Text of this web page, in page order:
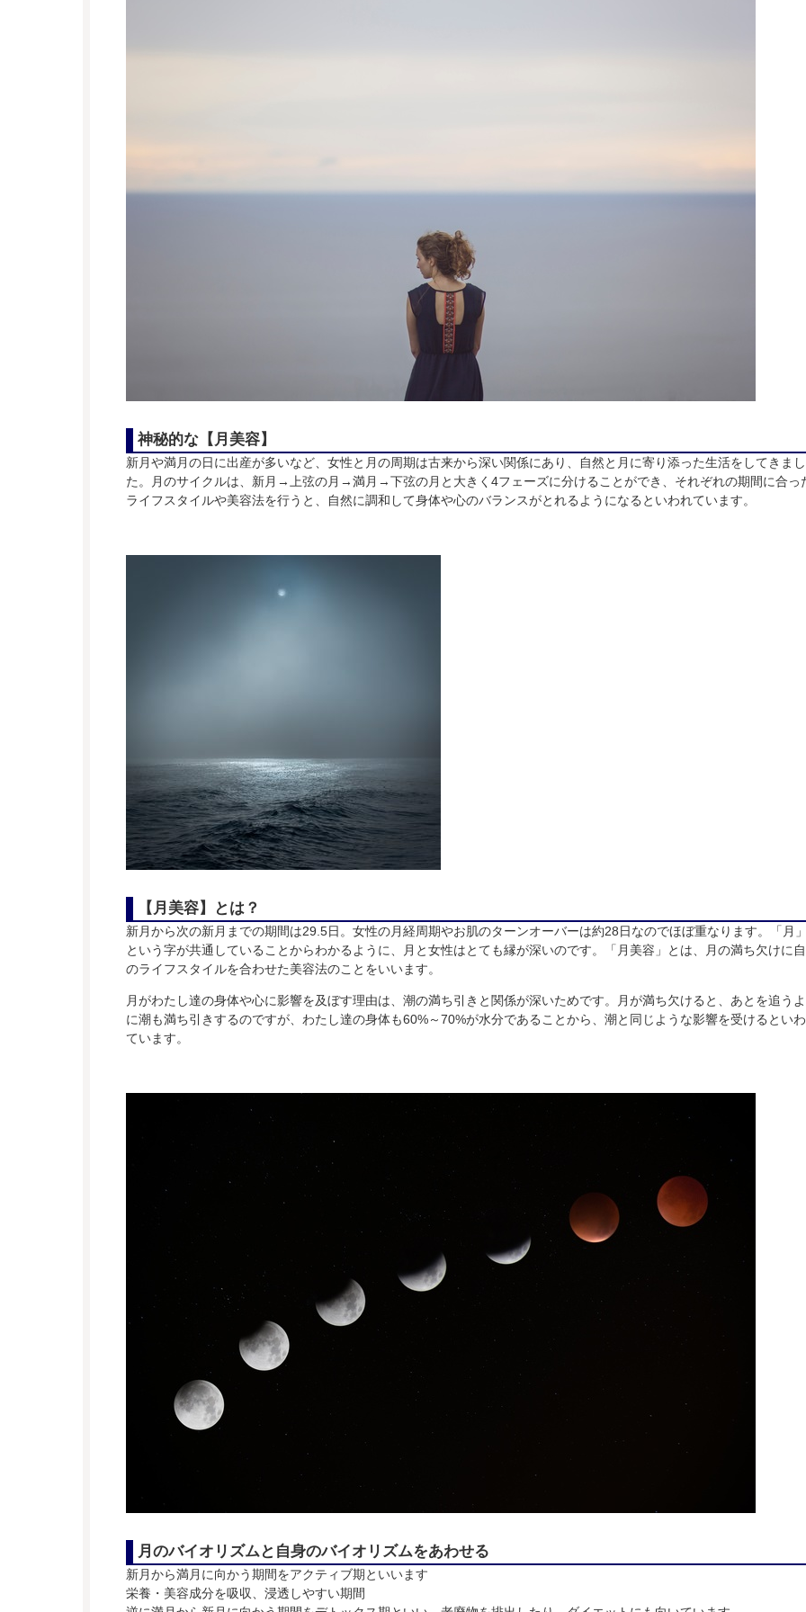
神秘的な【月美容】
新月や満月の日に出産が多いなど、女性と月の周期は古来から深い関係にあり、自然と月に寄り添った生活をしてきまし
た。月のサイクルは、新月→上弦の月→満月→下弦の月と大きく4フェーズに分けることができ、それぞれの期間に合っ
ライフスタイルや美容法を行うと、自然に調和して身体や心のバランスがとれるようになるといわれています。
【月美容】とは？
新月から次の新月までの期間は29.5日。女性の月経周期やお肌のターンオーバーは約28日なのでほぼ重なります。「月」
という字が共通していることからわかるように、月と女性はとても縁が深いのです。「月美容」とは、月の満ち欠けに
のライフスタイルを合わせた美容法のことをいいます。
月がわたし達の身体や心に影響を及ぼす理由は、潮の満ち引きと関係が深いためです。月が満ち欠けると、あとを追うよ
に潮も満ち引きするのですが、わたし達の身体も60%～70%が水分であることから、潮と同じような影響を受けるとい
ています。
月のバイオリズムと自身のバイオリズムをあわせる
新月から満月に向かう期間をアクティブ期といいます
栄養・美容成分を吸収、浸透しやすい期間